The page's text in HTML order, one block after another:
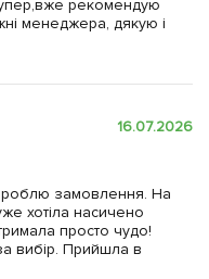
рекомендую
менеджера, дякую і
16.07.2026
замовлення. На
хотіла насичено
просто чудо!
вибір. Прийшла в